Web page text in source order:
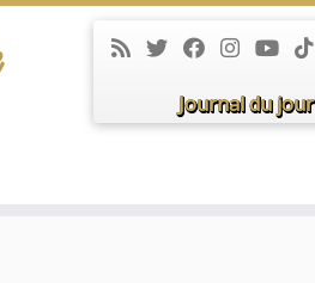
Journal du jour